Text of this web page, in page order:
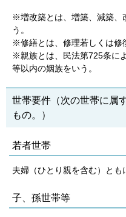
※増改築とは、増築、減築、
う。
※修繕とは、修理若しくは修
※親族とは、民法第725条に
等以内の姻族をいう。
世帯要件（次の世帯に属
もの。）
若者世帯
夫婦（ひとり親を含む）とも
子、孫世帯等